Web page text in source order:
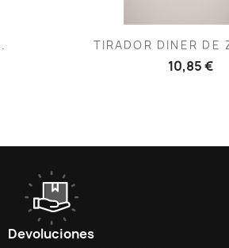
Vista
TIRADOR DINER DE
10,85 €
Devoluciones